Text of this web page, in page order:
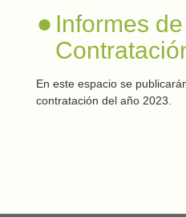
Informes de
En este espacio se
contratación del año 2023.